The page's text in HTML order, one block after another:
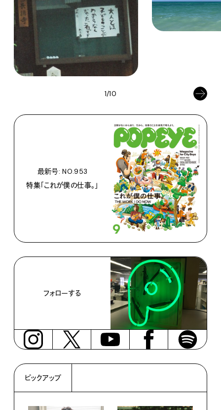
1/10
最新号: NO.953
特集「これが僕の仕事。」
フォローする
ピックアップ